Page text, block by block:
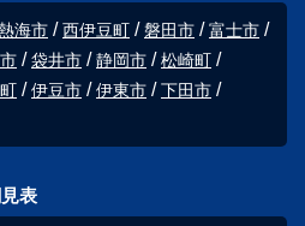
海市 西伊豆町 磐田市
富士市
袋井市 静岡市
松崎町
伊豆市 伊東市
下田市
表